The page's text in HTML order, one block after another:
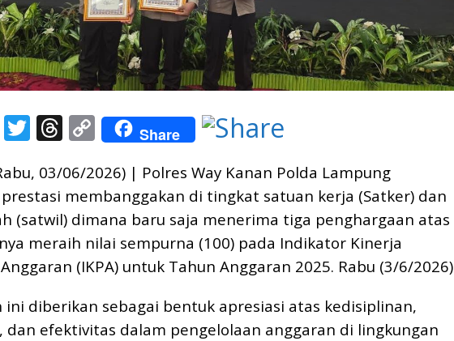
W
s
p
p
T
itt
er
T
re
a
d
s
C
o
p
y
Li
n
k
Share
03/06/2026) | Polres Way Kanan Polda Lampung
membanggakan di tingkat satuan kerja (Satker) dan
(satwil) dimana baru saja menerima tiga penghargaan atas
meraih nilai sempurna (100) pada Indikator Kinerja
(IKPA) untuk Tahun Anggaran 2025. Rabu (3/6/2026)
ini diberikan sebagai bentuk apresiasi atas kedisiplinan,
dan efektivitas dalam pengelolaan anggaran di lingkungan